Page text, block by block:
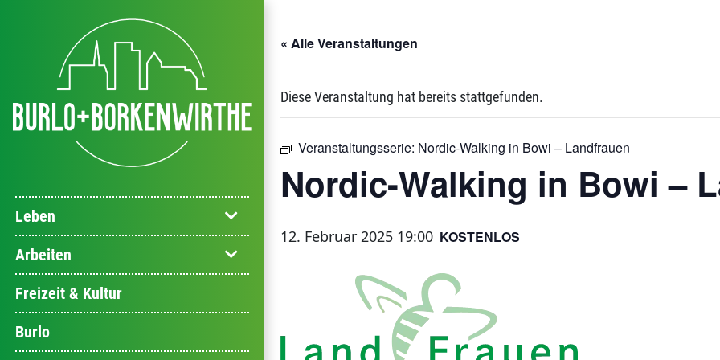
Leben
Arbeiten
Freizeit & Kultur
Burlo
« Alle Veranstaltungen
Diese Veranstaltung hat bereits stattgefunden.
Veranstaltungsserie: Nordic-Walking in Bowi – Landfrauen
Nordic-Walking in Bowi –
12. Februar 2025 19:00 KOSTENLOS